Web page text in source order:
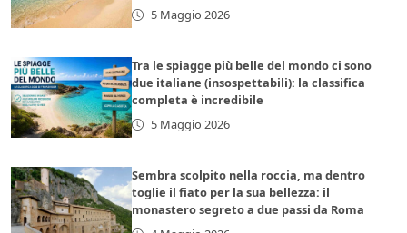
5 Maggio 2026
Tra le spiagge più belle del mondo ci sono
due italiane (insospettabili): la classifica
completa è incredibile
5 Maggio 2026
Sembra scolpito nella roccia, ma dentro
toglie il fiato per la sua bellezza: il
monastero segreto a due passi da Roma